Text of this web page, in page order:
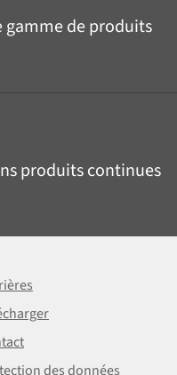
gamme de produits
produits continues
des données